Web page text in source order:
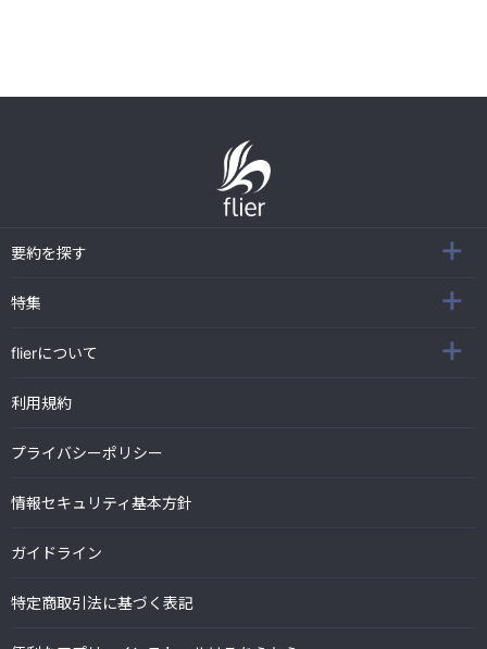
要約を探す
特集
flierについて
利用規約
プライバシーポリシー
情報セキュリティ基本方針
ガイドライン
特定商取引法に基づく表記